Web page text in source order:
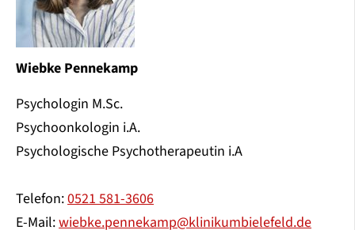
Wiebke Pennekamp
Psychologin M.Sc.
Psychoonkologin i.A.
Psychologische Psychotherapeutin i.A
Telefon:0521 581-3606
E-Mail:wiebke.pennekamp@klinikumbielefeld.de